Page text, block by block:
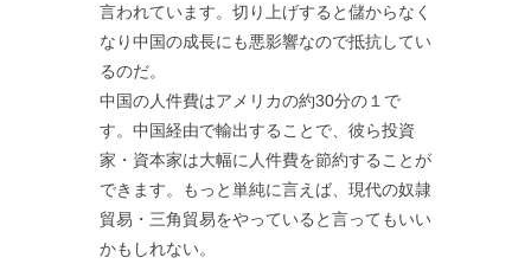
言われています。切り上げすると儲からなく
なり中国の成長にも悪影響なので抵抗してい
るのだ。
中国の人件費はアメリカの約30分の１で
す。中国経由で輸出することで、彼ら投資
家・資本家は大幅に人件費を節約することが
できます。もっと単純に言えば、現代の奴隷
貿易・三角貿易をやっていると言ってもいい
かもしれない。